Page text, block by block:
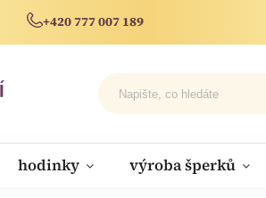
+420 777 007 189
hodinky výroba šperků